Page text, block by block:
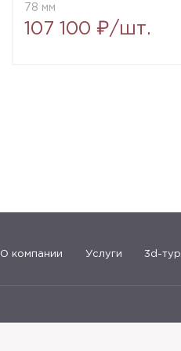
78 мм
107 100 ₽/шт.
О компании Услуги 3d-тур